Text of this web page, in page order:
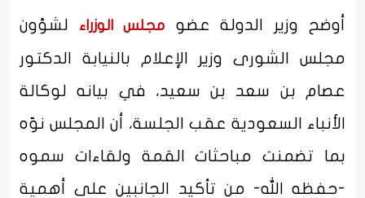
أوضح وزير الدولة عضومجلس الوزراء
لشؤون
مجلس الشورى وزير الإعلام بالنيابة الدكتور
عصام بن سعد بن سعيد، في بيانه لوكالة
الأنباء السعودية عقب الجلسة، أن المجلس نوّه
بما تضمنت مباحثات القمة ولقاءات سموه
-حفظه الله- من تأكيد الجانبين على أهمية